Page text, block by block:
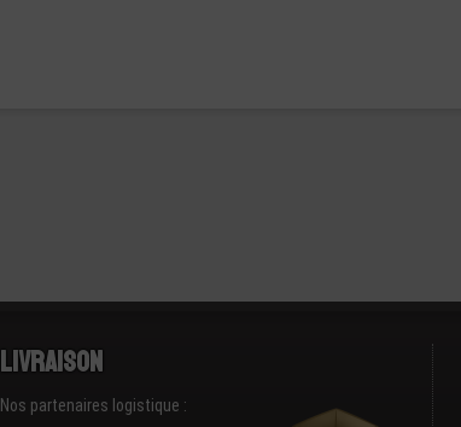
Livraison
Nos partenaires logistique :